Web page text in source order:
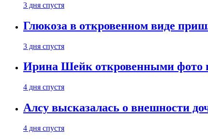
3 дня спустя
Глюкоза в откровенном виде
3 дня спустя
Ирина Шейк откровенными фото
4 дня спустя
Алсу высказалась о внешности
4 дня спустя